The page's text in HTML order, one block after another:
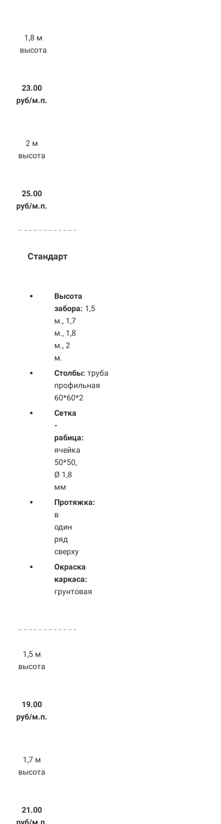
1,8 м
высота
23.00
руб/м.п.
2 м
высота
25.00
руб/м.п.
Стандарт
Высота
забора: 1,5
м., 1,7
м., 1,8
м., 2
м.
Столбы: труба
профильная
60*60*2
Сетка
-
рабица:
ячейка
50*50,
Ø 1,8
мм
Протяжка:
в
один
ряд
сверху
Окраска
каркаса:
грунтовая
1,5 м
высота
19.00
руб/м.п.
1,7 м
высота
21.00